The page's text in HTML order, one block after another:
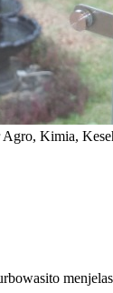
Agro, Kimia,